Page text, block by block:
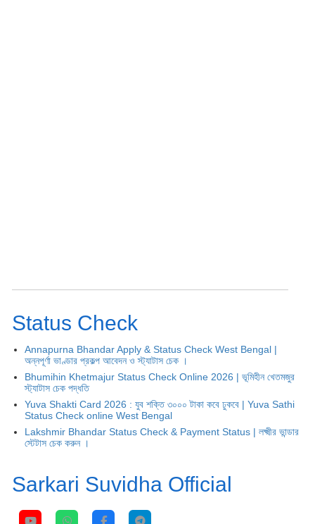
Status Check
Annapurna Bhandar Apply & Status Check West Bengal |
অন্নপূর্ণা ভাণ্ডার প্রকল্প আবেদন ও স্ট্যাটাস চেক ।
Bhumihin Khetmajur Status Check Online 2026 | ভূমিহীন খেতমজুর
স্ট্যাটাস চেক পদ্ধতি
Yuva Shakti Card 2026 : যুব শক্তি ৩০০০ টাকা কবে ঢুকবে | Yuva Sathi
Status Check online West Bengal
Lakshmir Bhandar Status Check & Payment Status | লক্ষ্মীর ভান্ডার
স্টেটাস চেক করুন ।
Sarkari Suvidha Official